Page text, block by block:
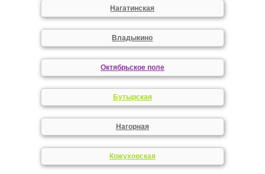
Нагатинская
Владыкино
Октябрьское поле
Бутырская
Нагорная
Кожуховская